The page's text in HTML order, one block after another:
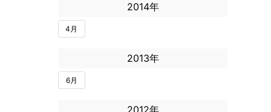
2014年
4月
2013年
6月